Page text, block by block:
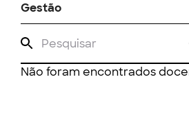
Gestão
Não foram encontrados